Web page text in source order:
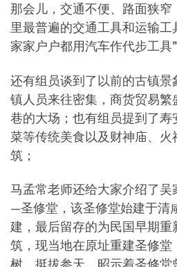
那会儿，交通不便、路面狭
里最普遍的交通工具和运输
家家户户都用汽车作代步工具”
还有组员谈到了以前的古镇
镇人员来往密集，商货贸易
巷的大场；也有组员提到了寿
菜等传统美食以及财神庙、
筑；
马孟常老师还给大家介绍了
—圣修堂，该圣修堂始建于清
建，最后留存的为民国早期
筑，现当地在原址重建圣修